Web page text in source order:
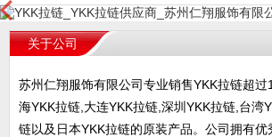
关于公司
苏州仁翔服饰有限公司专业销售YKK拉链超过
海YKK拉链,大连YKK拉链,深圳YKK拉链,台湾
链以及日本YKK拉链的原装产品。公司拥有优